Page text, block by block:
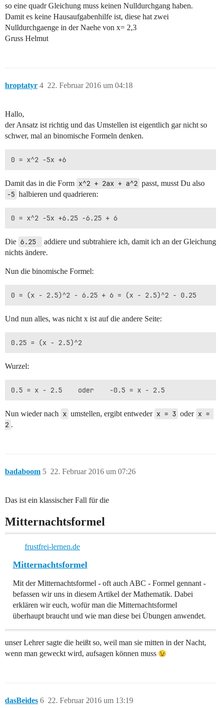
so eine quadr Gleichung muss keinen Nulldurchgang haben.
Damit es keine Hausaufgabenhilfe ist, diese hat zwei
Nulldurchgaenge in der Naehe von x= 2,3
Gruss Helmut
hroptatyr 22. Februar 2016 um 04:18
4
Hallo,
der Ansatz ist richtig und das Umstellen ist eigentlich gar nicht so
schwer, mal an binomische Formeln denken.
Damit das in die Form x^2 + 2ax + a^2 passt, musst Du also
-5 halbieren und quadrieren:
Die 6.25
addiere und subtrahiere ich, damit ich an der Gleichung
nichts ändere.
Nun die binomische Formel:
Und nun alles, was nicht x ist auf die andere Seite:
Wurzel:
Nun wieder nach x umstellen, ergibt entweder x = 3 oder x =
2 .
badaboom 22. Februar 2016 um 07:26
5
Das ist ein klassischer Fall für die
Mitternachtsformel
frustfrei-lernen.de
Mitternachtsformel
Mit der Mitternachtsformel - oft auch ABC - Formel gennant -
befassen wir uns in diesem Artikel der Mathematik. Dabei
erklären wir euch, wofür man die Mitternachtsformel
überhaupt braucht und wie man diese bei Übungen anwendet.
unser Lehrer sagte die heißt so, weil man sie mitten in der Nacht,
wenn man geweckt wird, aufsagen können muss
dasBeides 22. Februar 2016 um 13:19
6